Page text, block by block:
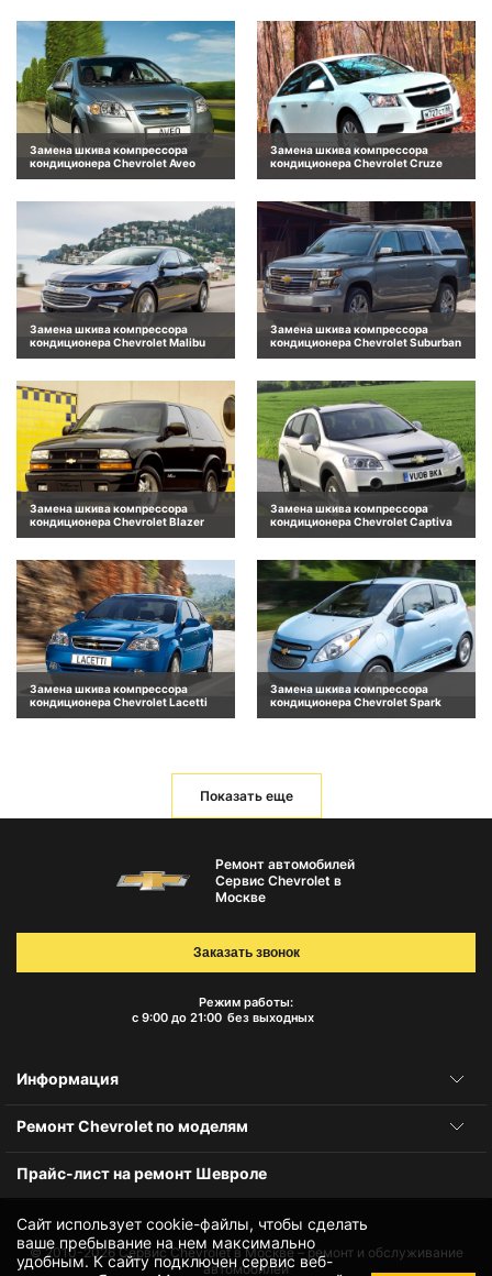
Замена шкива компрессора
кондиционера Chevrolet Aveo
Замена шкива компрессора
кондиционера Chevrolet Cruze
Замена шкива компрессора
кондиционера Chevrolet Malibu
Замена шкива компрессора
кондиционера Chevrolet Suburban
Замена шкива компрессора
кондиционера Chevrolet Blazer
Замена шкива компрессора
кондиционера Chevrolet Captiva
Замена шкива компрессора
кондиционера Chevrolet Lacetti
Замена шкива компрессора
кондиционера Chevrolet Spark
Показать еще
Сайт использует cookie-файлы, чтобы сделать
ваше пребывание на нем максимально
удобным. К cайту подключен сервис веб-
Ремонт автомобилей
Сервис Chevrolet в
Москве
Режим работы:
с 9:00 до 21:00 без выходных
Заказать звонок
Информация
Ремонт Chevrolet по моделям
Прайс-лист на ремонт Шевроле
© 2010-2026Сервис Chevrolet в Москве – ремонт и обслуживание
автомобилей